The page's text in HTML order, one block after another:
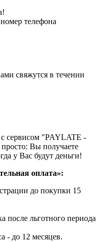
телефона
свяжутся в течении
с сервисом "PAYLATE -
просто: Вы получаете
у Вас будут деньги!
оплата»:
до покупки 15
после льготного периода
- до 12 месяцев.